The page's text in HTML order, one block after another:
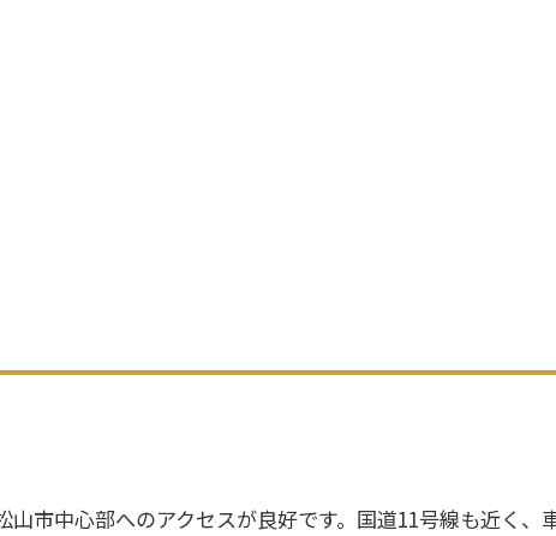
市中心部へのアクセスが良好です。国道11号線も近く、